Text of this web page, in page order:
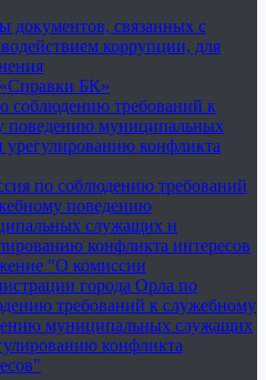
документов, связанных с
коррупции, для
БК»
соблюдению требований к
поведению муниципальных
конфликта
по соблюдению требований
поведению
служащих и
конфликта интересов
"О комиссии
города Орла по
требований к служебному
муниципальных служащих
конфликта